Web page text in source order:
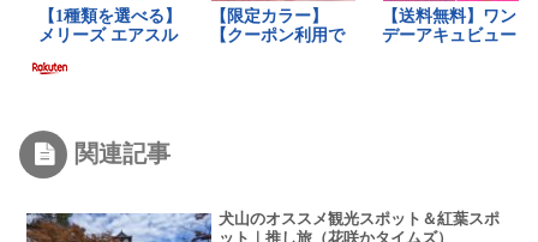
関連記事
犬山のオススメ観光スポット＆紅葉スポ
ット｜推し旅（花咲かタイムズ）